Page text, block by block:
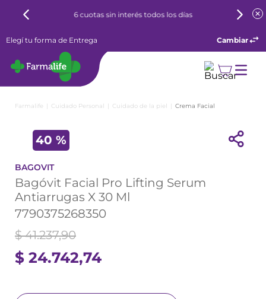
6 cuotas sin interés todos los días
Elegí tu forma de Entrega Cambiar
Cuidado Personal Cuidado de la piel Crema Facial
40 %
BAGOVIT
Bagóvit Facial Pro Lifting Serum
Antiarrugas X 30 Ml
7790375268350
$ 24.742,74
$ 41.237,90